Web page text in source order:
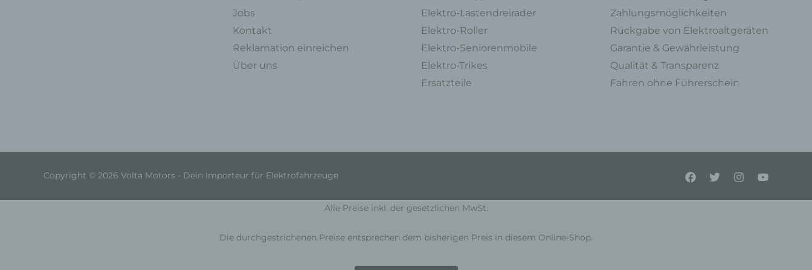
Jobs
Kontakt
Reklamation einreichen
Über uns
Elektro-Lastendreiräder
Elektro-Roller
Elektro-Seniorenmobile
Elektro-Trikes
Ersatzteile
Zahlungsmöglichkeiten
Rückgabe von Elektroaltgeräten
Garantie & Gewährleistung
Qualität & Transparenz
Fahren ohne Führerschein
Copyright © 2026 Volta Motors - Dein Importeur für Elektrofahrzeuge
Alle Preise inkl. der gesetzlichen MwSt.
Die durchgestrichenen Preise entsprechen dem bisherigen Preis in diesem Online-Shop.
d) Einschränkung der Verarbeitung
personenbezogener Daten mit dem Ziel, ihre künftige Verarbeitung
werden, um bestimmte persönliche Aspekte, die sich auf eine natürliche
Arbeitsleistung, wirtschaftlicher Lage, Gesundheit, persönlicher Vorlieben,
dieser natürlichen Person zu analysieren oder vorherzusagen.
Pseudonymisierung ist die Verarbeitung personenbezogener Daten in einer